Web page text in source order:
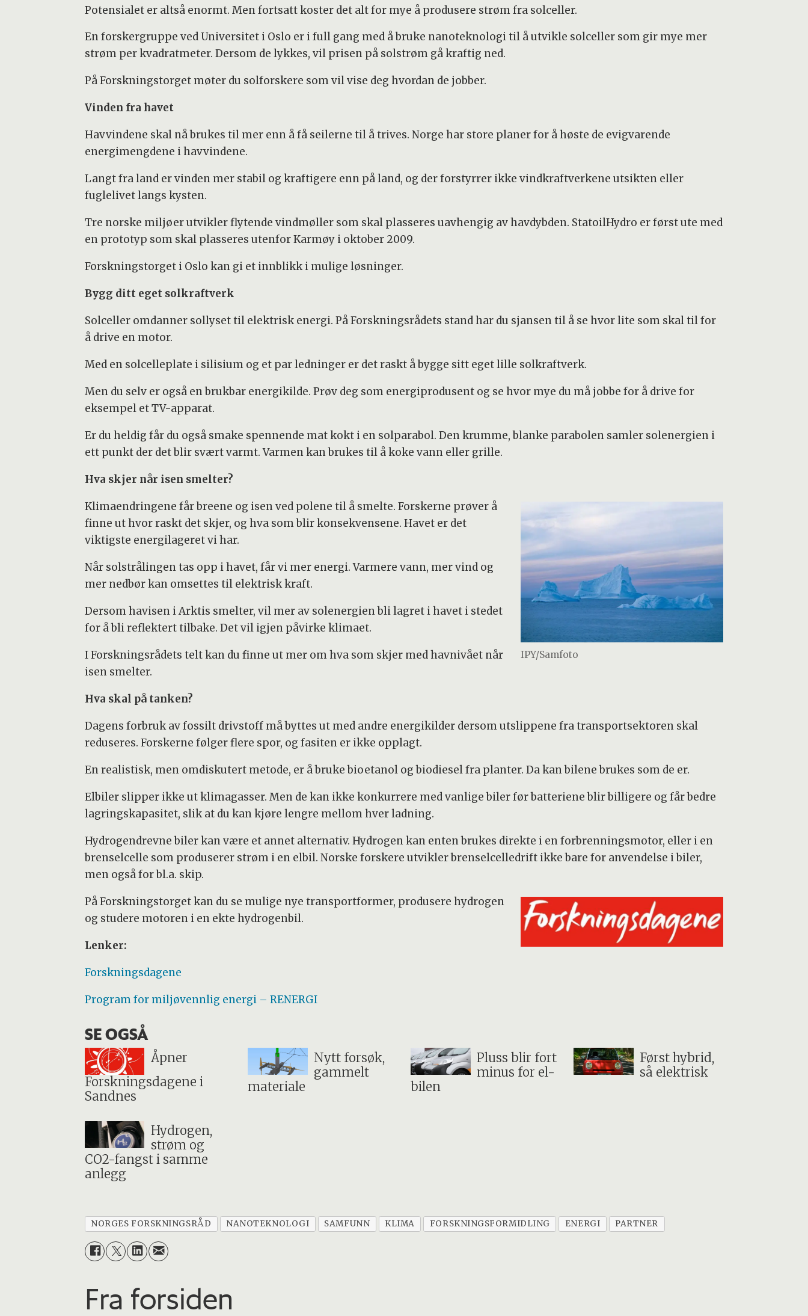
Potensialet er altså enormt. Men fortsatt koster det alt for mye å produsere strøm fra solceller.
En forskergruppe ved Universitet i Oslo er i full gang med å bruke nanoteknologi til å utvikle solceller som gir mye mer
strøm per kvadratmeter. Dersom de lykkes, vil prisen på solstrøm gå kraftig ned.
På Forskningstorget møter du solforskere som vil vise deg hvordan de jobber.
Vinden fra havet
Havvindene skal nå brukes til mer enn å få seilerne til å trives. Norge har store planer for å høste de evigvarende
energimengdene i havvindene.
Langt fra land er vinden mer stabil og kraftigere enn på land, og der forstyrrer ikke vindkraftverkene utsikten eller
fuglelivet langs kysten.
Tre norske miljøer utvikler flytende vindmøller som skal plasseres uavhengig av havdybden. StatoilHydro er først ute med
en prototyp som skal plasseres utenfor Karmøy i oktober 2009.
Forskningstorget i Oslo kan gi et innblikk i mulige løsninger.
Bygg ditt eget solkraftverk
Solceller omdanner sollyset til elektrisk energi. På Forskningsrådets stand har du sjansen til å se hvor lite som skal til for
å drive en motor.
Med en solcelleplate i silisium og et par ledninger er det raskt å bygge sitt eget lille solkraftverk.
Men du selv er også en brukbar energikilde. Prøv deg som energiprodusent og se hvor mye du må jobbe for å drive for
eksempel et TV-apparat.
Er du heldig får du også smake spennende mat kokt i en solparabol. Den krumme, blanke parabolen samler solenergien i
ett punkt der det blir svært varmt. Varmen kan brukes til å koke vann eller grille.
Hva skjer når isen smelter?
IPY/Samfoto
Klimaendringene får breene og isen ved polene til å smelte. Forskerne prøver å
finne ut hvor raskt det skjer, og hva som blir konsekvensene. Havet er det
viktigste energilageret vi har.
Når solstrålingen tas opp i havet, får vi mer energi. Varmere vann, mer vind og
mer nedbør kan omsettes til elektrisk kraft.
Dersom havisen i Arktis smelter, vil mer av solenergien bli lagret i havet i stedet
for å bli reflektert tilbake. Det vil igjen påvirke klimaet.
I Forskningsrådets telt kan du finne ut mer om hva som skjer med havnivået når
isen smelter.
Hva skal på tanken?
Dagens forbruk av fossilt drivstoff må byttes ut med andre energikilder dersom utslippene fra transportsektoren skal
reduseres. Forskerne følger flere spor, og fasiten er ikke opplagt.
En realistisk, men omdiskutert metode, er å bruke bioetanol og biodiesel fra planter. Da kan bilene brukes som de er.
Elbiler slipper ikke ut klimagasser. Men de kan ikke konkurrere med vanlige biler før batteriene blir billigere og får bedre
lagringskapasitet, slik at du kan kjøre lengre mellom hver ladning.
Hydrogendrevne biler kan være et annet alternativ. Hydrogen kan enten brukes direkte i en forbrenningsmotor, eller i en
brenselcelle som produserer strøm i en elbil. Norske forskere utvikler brenselcelledrift ikke bare for anvendelse i biler,
men også for bl.a. skip.
På Forskningstorget kan du se mulige nye transportformer, produsere hydrogen
og studere motoren i en ekte hydrogenbil.
Lenker:
Forskningsdagene
Program for miljøvennlig energi – RENERGI
SE OGSÅ
Åpner
Forskningsdagene i
Sandnes
Nytt forsøk,
gammelt
materiale
Pluss blir fort
minus for el-
bilen
Først hybrid,
så elektrisk
Hydrogen,
strøm og
CO2-fangst i samme
anlegg
NORGES FORSKNINGSRÅD NANOTEKNOLOGI SAMFUNN KLIMA FORSKNINGSFORMIDLING ENERGI PARTNER
Fra forsiden